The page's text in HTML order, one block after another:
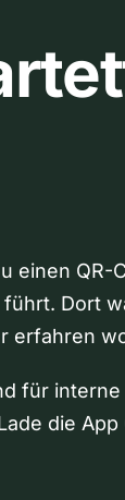
einen QR-
Dort
erfahren
für
die